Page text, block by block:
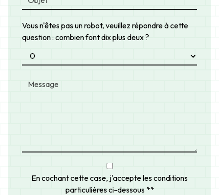
Vous n'êtes pas un robot, veuillez répondre à cette
question : combien font dix plus deux ?
En cochant cette case, j'accepte les conditions
particulières ci-dessous **